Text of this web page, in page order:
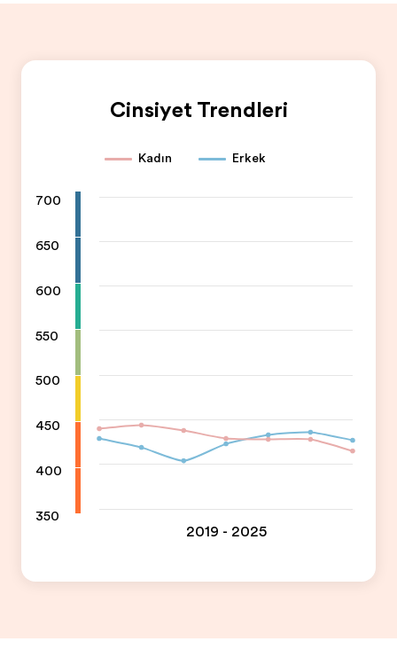
Cinsiyet Trendleri
Kadın Erkek
700
650
600
550
500
450
400
350
2019 - 2025